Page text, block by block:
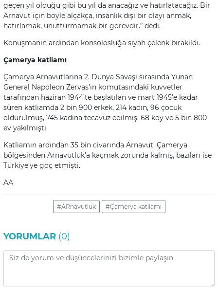
geçen yıl olduğu gibi bu yıl da anacağız ve hatırlatacağız. Bir
Arnavut için böyle alçakça, insanlık dışı bir olayı anmak,
hatırlamak, unutturmamak bir görevdir.” dedi.
Konuşmanın ardından konsolosluğa siyah çelenk bırakıldı.
Çamerya katliamı
Çamerya Arnavutlarına 2. Dünya Savaşı sırasında Yunan
General Napoleon Zervas’ın komutasındaki kuvvetler
tarafından haziran 1944’te başlatılan ve mart 1945’e kadar
süren katliamda 2 bin 900 erkek, 214 kadın, 96 çocuk
öldürülmüş, 745 kadına tecavüz edilmiş, 68 köy ve 5 bin 800
ev yakılmıştı.
Katliamın ardından 35 bin civarında Arnavut, Çamerya
bölgesinden Arnavutluk’a kaçmak zorunda kalmış, bazıları ise
Türkiye’ye göç etmişti.
AA
#ARnavutluk #Çamerya katliamı
YORUMLAR (0)